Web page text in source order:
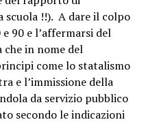
scuola !!). A dare il colpo
90 e l’affermarsi del
in nome del
come lo statalismo
e l’immissione della
da servizio pubblico
secondo le indicazioni